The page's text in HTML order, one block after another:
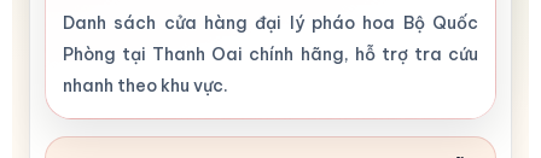
Danh sách cửa hàng đại lý pháo hoa Bộ Quốc
Phòng tại Thanh Oai chính hãng, hỗ trợ tra cứu
nhanh theo khu vực.